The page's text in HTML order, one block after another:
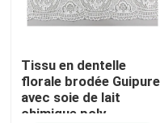
Tissu en dentelle
florale brodée Guipure
avec soie de lait
chimique poly